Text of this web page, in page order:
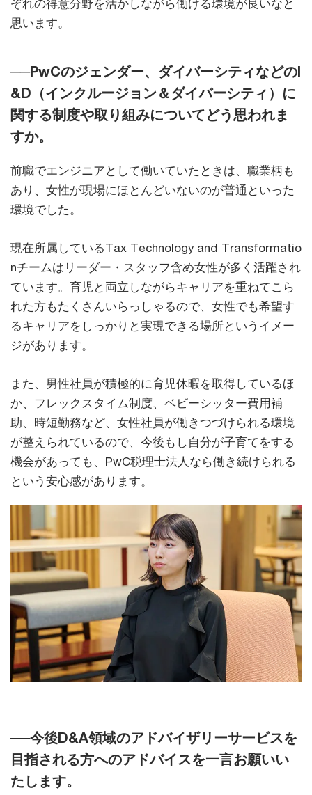
ぞれの得意分野を活かしながら働ける環境が良いなと
思います。
──PwCのジェンダー、ダイバーシティなどのI
&D（インクルージョン＆ダイバーシティ）に
関する制度や取り組みについてどう思われま
すか。
前職でエンジニアとして働いていたときは、職業柄も
あり、女性が現場にほとんどいないのが普通といった
環境でした。
現在所属しているTax Technology and Transformatio
nチームはリーダー・スタッフ含め女性が多く活躍され
ています。育児と両立しながらキャリアを重ねてこら
れた方もたくさんいらっしゃるので、女性でも希望す
るキャリアをしっかりと実現できる場所というイメー
ジがあります。
また、男性社員が積極的に育児休暇を取得しているほ
か、フレックスタイム制度、ベビーシッター費用補
助、時短勤務など、女性社員が働きつづけられる環境
が整えられているので、今後もし自分が子育てをする
機会があっても、PwC税理士法人なら働き続けられる
という安心感があります。
──今後D&A領域のアドバイザリーサービスを
目指される方へのアドバイスを一言お願いい
たします。